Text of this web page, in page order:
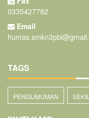
0335427782
Email
TAGS
PENGUMUMAN